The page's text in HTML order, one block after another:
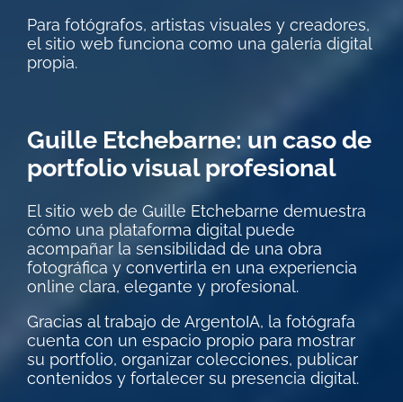
Para fotógrafos, artistas visuales y creadores,
el sitio web funciona como una galería digital
propia.
Guille Etchebarne: un caso de
portfolio visual profesional
El sitio web de Guille Etchebarne demuestra
cómo una plataforma digital puede
acompañar la sensibilidad de una obra
fotográfica y convertirla en una experiencia
online clara, elegante y profesional.
Gracias al trabajo de ArgentoIA, la fotógrafa
cuenta con un espacio propio para mostrar
su portfolio, organizar colecciones, publicar
contenidos y fortalecer su presencia digital.